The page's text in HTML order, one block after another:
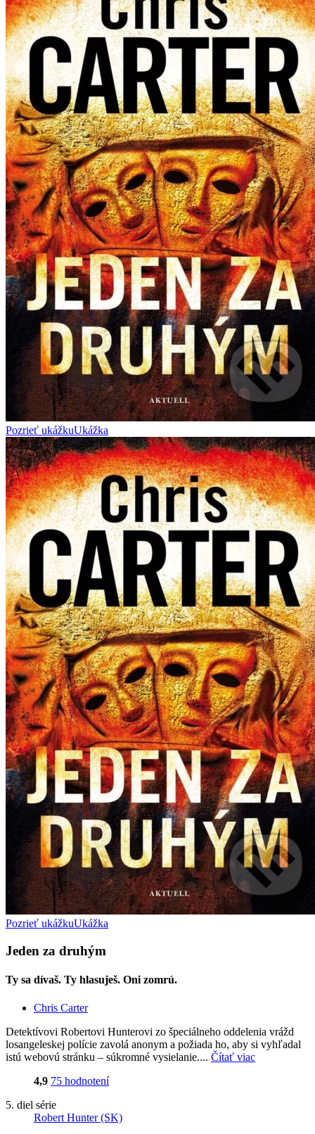
Pozrieť ukážkuUkážka
Pozrieť ukážkuUkážka
Jeden za druhým
Ty sa dívaš. Ty hlasuješ. Oni zomrú.
Chris Carter
Detektívovi Robertovi Hunterovi zo špeciálneho oddelenia vrážd
losangeleskej polície zavolá anonym a požiada ho, aby si vyhľadal
istú webovú stránku – súkromné vysielanie.... Čítať viac
4,9 75 hodnotení
5. diel série
Robert Hunter (SK)